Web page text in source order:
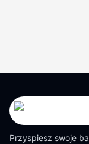
Przyspiesz swoje